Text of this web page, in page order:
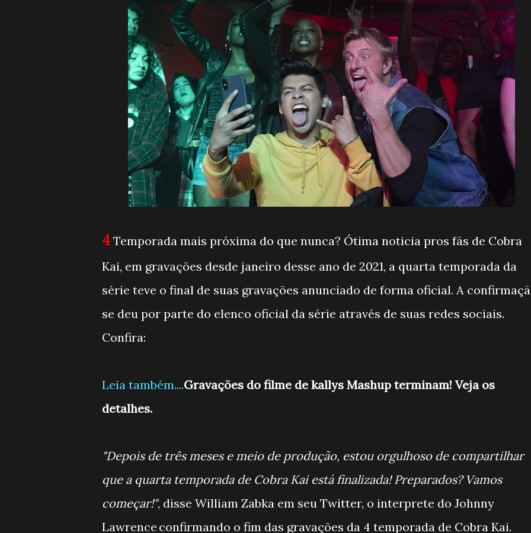
4 Temporada mais próxima do que nunca? Ótima noticia pros fãs de Cobra
Kai, em gravações desde janeiro desse ano de 2021, a quarta temporada da
série teve o final de suas gravações anunciado de forma oficial. A
se deu por parte do elenco oficial da série através de suas redes sociais.
Confira:
Leia também....Gravações do filme de kallys Mashup terminam! Veja os
detalhes.
"Depois de três meses e meio de produção, estou orgulhoso de compartilhar
que a quarta temporada de Cobra Kai está finalizada! Preparados? Vamos
começar!", disse William Zabka em seu Twitter, o interprete do Johnny
Lawrence confirmando o fim das gravações da 4 temporada de Cobra Kai.